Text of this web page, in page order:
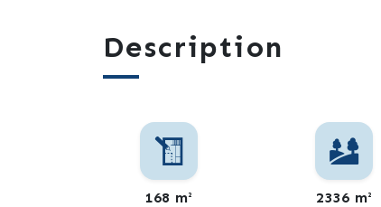
Description
168 m² 2336 m²